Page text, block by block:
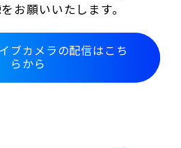
お願いいたします。
ブカメラの配信はこち
らから